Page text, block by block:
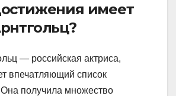
имеет
— российская актриса,
впечатляющий список
получила множество